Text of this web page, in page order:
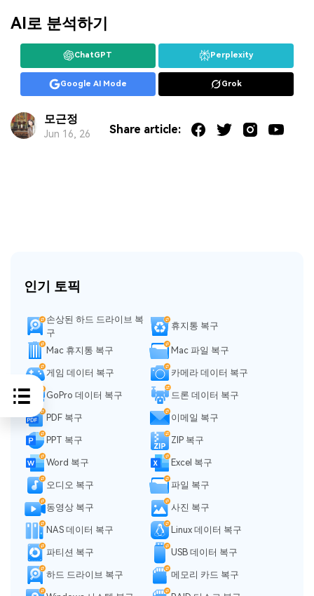
AI로 분석하기
ChatGPT Perplexity
Google AI Mode Grok
모근정
Jun 16, 26 Share article:
인기 토픽
손상된 하드 드라이브 복
구
휴지통 복구
Mac 휴지통 복구 Mac 파일 복구
게임 데이터 복구 카메라 데이터 복구
GoPro 데이터 복구 드론 데이터 복구
PDF 복구 이메일 복구
PPT 복구 ZIP 복구
Word 복구 Excel 복구
오디오 복구 파일 복구
동영상 복구 사진 복구
NAS 데이터 복구 Linux 데이터 복구
파티션 복구 USB 데이터 복구
하드 드라이브 복구 메모리 카드 복구